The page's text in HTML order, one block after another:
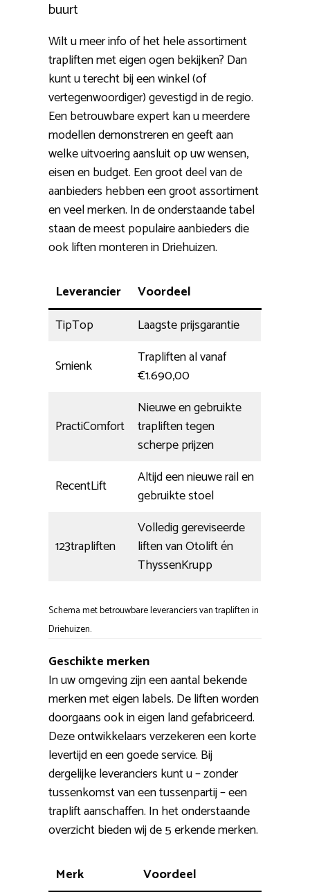
buurt
Wilt u meer info of het hele assortiment
trapliften met eigen ogen bekijken? Dan
kunt u terecht bij een winkel (of
vertegenwoordiger) gevestigd in de regio.
Een betrouwbare expert kan u meerdere
modellen demonstreren en geeft aan
welke uitvoering aansluit op uw wensen,
eisen en budget. Een groot deel van de
aanbieders hebben een groot assortiment
en veel merken. In de onderstaande tabel
staan de meest populaire aanbieders die
ook liften monteren in Driehuizen.
Leverancier
Voordeel
TipTop
Laagste prijsgarantie
Smienk
Trapliften al vanaf
€1.690,00
PractiComfort
Nieuwe en gebruikte
trapliften tegen
scherpe prijzen
RecentLift
Altijd een nieuwe rail en
gebruikte stoel
123trapliften
Volledig gereviseerde
liften van Otolift én
ThyssenKrupp
Schema met betrouwbare leveranciers van trapliften in
Driehuizen.
Geschikte merken
In uw omgeving zijn een aantal bekende
merken met eigen labels. De liften worden
doorgaans ook in eigen land gefabriceerd.
Deze ontwikkelaars verzekeren een korte
levertijd en een goede service. Bij
dergelijke leveranciers kunt u – zonder
tussenkomst van een tussenpartij – een
traplift aanschaffen. In het onderstaande
overzicht bieden wij de 5 erkende merken.
Merk Voordeel